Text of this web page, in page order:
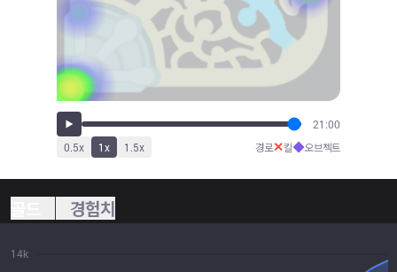
21:00
0.5x 1x 1.5x 경로✕킬◆오브젝트
경험치
14k